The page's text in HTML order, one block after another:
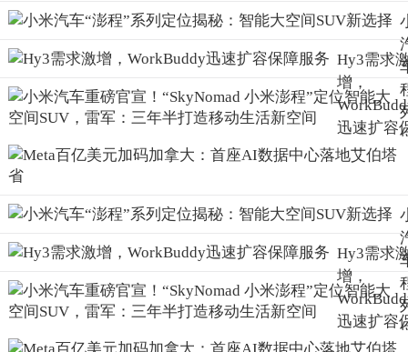
Hy3需求
增，
迅速扩容
障服务
Hy3需求
增，
迅速扩容
障服务